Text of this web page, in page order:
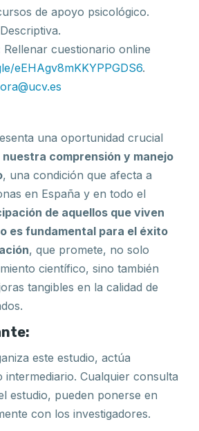
de apoyo psicológico.
Descriptiva.
Rellenar cuestionario online
eEHAgv8mKKYPPGDS6.
una oportunidad crucial
comprensión y manejo
, una condición que afecta a
en España y en todo el
de aquellos que viven
es fundamental para el éxito
, que promete, no solo
científico, sino también
tangibles en la calidad de
este estudio, actúa
intermediario. Cualquier consulta
estudio, pueden ponerse en
con los investigadores.